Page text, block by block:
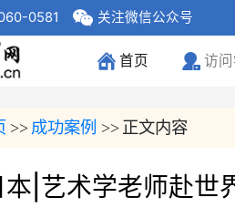
0581 关注微信公众号
首页
(current)
访
>> 成功案例 >> 正文内容
本|艺术学老师赴世